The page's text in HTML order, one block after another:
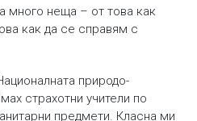
много неща – от това как
как да се справям с
природо-
страхотни учители по
предмети. Класна ми